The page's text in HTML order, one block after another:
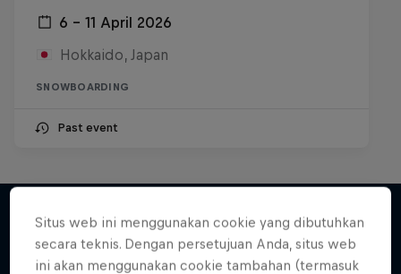
6 – 11 April 2026
Hokkaido, Japan
SNOWBOARDING
Past event
Lebih banyak seperti ini
Situs web ini menggunakan cookie yang dibutuhkan
secara teknis. Dengan persetujuan Anda, situs web
ini akan menggunakan cookie tambahan (termasuk